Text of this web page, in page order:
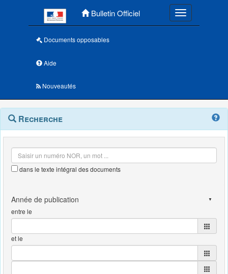
Bulletin Officiel Toggle
Documents opposables
Aide
Nouveautés
Navigation
outils
Menu
contextuel
Recherche
dans le texte intégral des documents
entre le
et le